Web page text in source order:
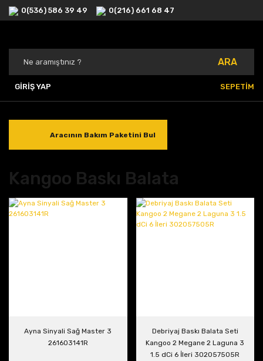
0(536) 586 39 49 0(216) 661 68 47
ARA
GİRİŞ YAP SEPETİM
Aracının Bakım Paketini Bul
Kangoo Baskı Balata
Ayna Sinyali Sağ Master 3
261603141R
Debriyaj Baskı Balata Seti
Kangoo 2 Megane 2 Laguna 3
1.5 dCi 6 İleri 302057505R